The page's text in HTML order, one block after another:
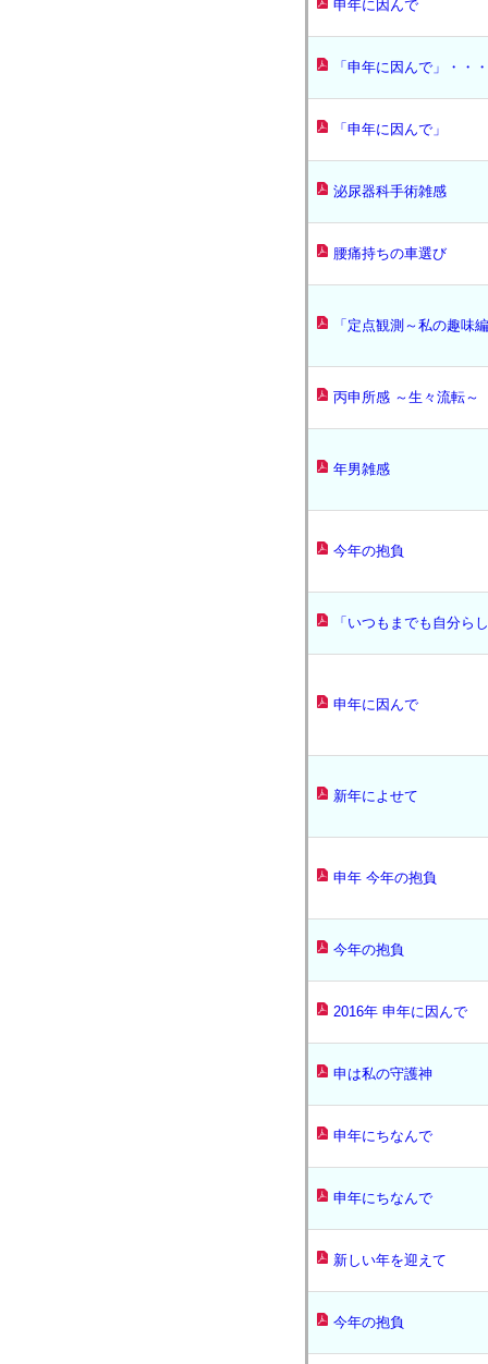
申年に因んで
「申年に因んで」・・
「申年に因んで」
泌尿器科手術雑感
腰痛持ちの車選び
「定点観測～私の趣味
丙申所感 ～生々流転～
年男雑感
今年の抱負
「いつもまでも自分ら
申年に因んで
新年によせて
申年 今年の抱負
今年の抱負
2016年 申年に因んで
申は私の守護神
申年にちなんで
申年にちなんで
新しい年を迎えて
今年の抱負